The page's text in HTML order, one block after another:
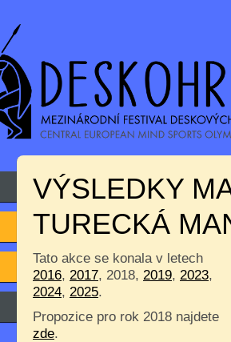
VÝSLEDKY
TURECKÁ
Tato akce se konala v letech
2016, 2017, 2018, 2019, 2023,
2024, 2025.
Propozice pro rok 2018 najdete
zde.